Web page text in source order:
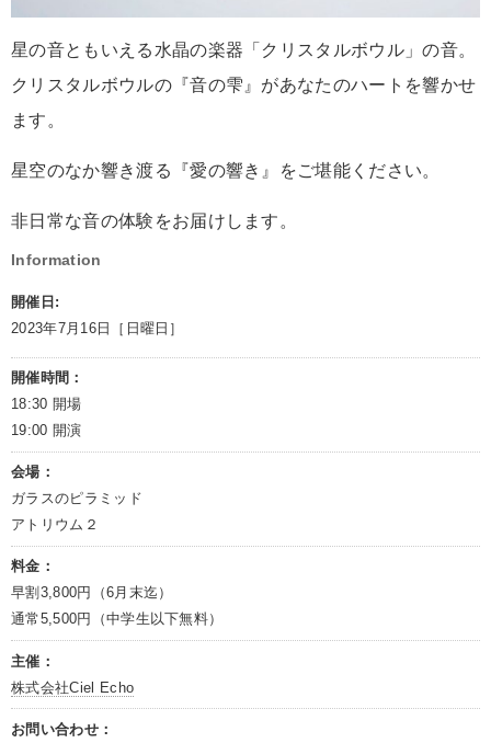
星の音ともいえる水晶の楽器「クリスタルボウル」の音。
クリスタルボウルの『音の雫』があなたのハートを響かせ
ます。
星空のなか響き渡る『愛の響き』をご堪能ください。
非日常な音の体験をお届けします。
Information
開催日:
2023年7月16日［日曜日］
開催時間：
18:30 開場
19:00 開演
会場：
ガラスのピラミッド
アトリウム２
料金：
早割3,800円（6月末迄）
通常5,500円（中学生以下無料）
主催：
株式会社Ciel Echo
お問い合わせ：